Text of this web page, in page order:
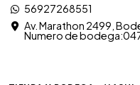
56927268551
Av. Marathon 2499,
Numero de